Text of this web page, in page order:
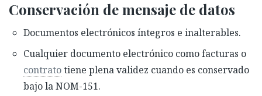
Conservación de mensaje de datos
Documentos electrónicos íntegros e inalterables.
Cualquier documento electrónico como facturas o
contratotiene plena validez cuando es conservado
bajo la NOM-151.